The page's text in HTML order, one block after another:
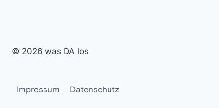
© 2026 was DA los
Impressum Datenschutz